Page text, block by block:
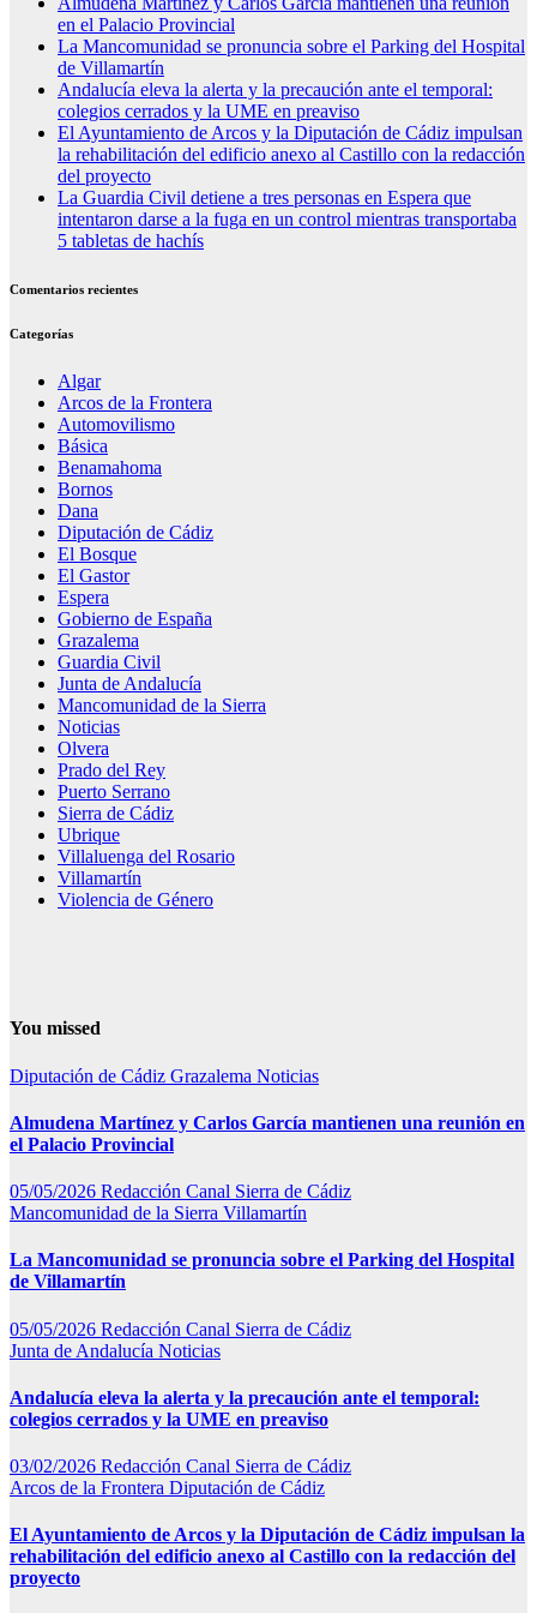
en el Palacio Provincial
La Mancomunidad se pronuncia sobre el Parking del Hospital
de Villamartín
Andalucía eleva la alerta y la precaución ante el temporal:
colegios cerrados y la UME en preaviso
El Ayuntamiento de Arcos y la Diputación de Cádiz impulsan
la rehabilitación del edificio anexo al Castillo con la redacción
del proyecto
La Guardia Civil detiene a tres personas en Espera que
intentaron darse a la fuga en un control mientras transportaba
5 tabletas de hachís
Comentarios recientes
Categorías
Algar
Arcos de la Frontera
Automovilismo
Básica
Benamahoma
Bornos
Dana
Diputación de Cádiz
El Bosque
El Gastor
Espera
Gobierno de España
Grazalema
Guardia Civil
Junta de Andalucía
Mancomunidad de la Sierra
Noticias
Olvera
Prado del Rey
Puerto Serrano
Sierra de Cádiz
Ubrique
Villaluenga del Rosario
Villamartín
Violencia de Género
You missed
Diputación de Cádiz Grazalema Noticias
Almudena Martínez y Carlos García mantienen una reunión en
el Palacio Provincial
05/05/2026 Redacción Canal Sierra de Cádiz
Mancomunidad de la Sierra Villamartín
La Mancomunidad se pronuncia sobre el Parking del Hospital
de Villamartín
05/05/2026 Redacción Canal Sierra de Cádiz
Junta de Andalucía Noticias
Andalucía eleva la alerta y la precaución ante el temporal:
colegios cerrados y la UME en preaviso
03/02/2026 Redacción Canal Sierra de Cádiz
Arcos de la Frontera Diputación de Cádiz
El Ayuntamiento de Arcos y la Diputación de Cádiz impulsan la
rehabilitación del edificio anexo al Castillo con la redacción del
proyecto